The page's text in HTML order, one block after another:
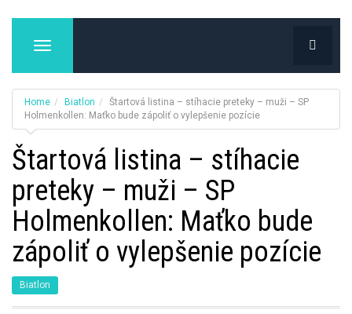
T
g
l
e
n
a
v
i
g
t
i
o
n
Home Biatlon
Štartová listina – stíhacie preteky – muži – SP
Holmenkollen: Maťko bude zápoliť o vylepšenie pozície
Štartová listina – stíhacie
preteky – muži – SP
Holmenkollen: Maťko bude
zápoliť o vylepšenie pozície
Biatlon